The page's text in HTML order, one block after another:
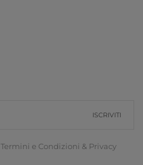
ISCRIVITI
Termini e Condizioni & Privacy